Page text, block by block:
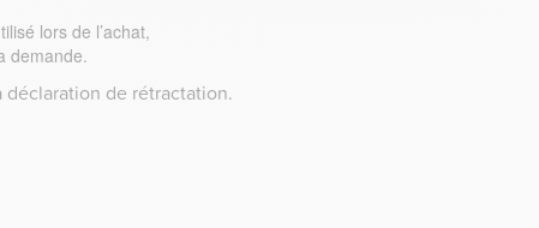
lors de l’achat,
demande.
de rétractation.